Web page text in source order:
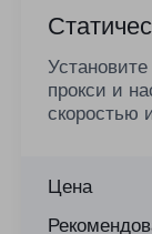
прокси и
скоростью
Цена